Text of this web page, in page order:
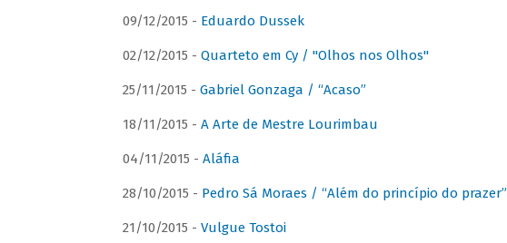
09/12/2015 - Eduardo Dussek
02/12/2015 - Quarteto em Cy / "Olhos nos Olhos"
25/11/2015 - Gabriel Gonzaga / “Acaso”
18/11/2015 - A Arte de Mestre Lourimbau
04/11/2015 - Aláfia
28/10/2015 - Pedro Sá Moraes / “Além do princípio do prazer”
21/10/2015 - Vulgue Tostoi